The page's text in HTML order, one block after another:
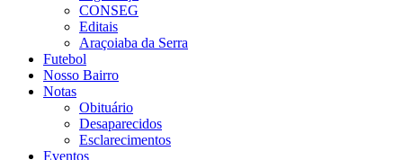
CONSEG
Editais
Araçoiaba da Serra
Futebol
Nosso Bairro
Notas
Obituário
Desaparecidos
Esclarecimentos
Eventos